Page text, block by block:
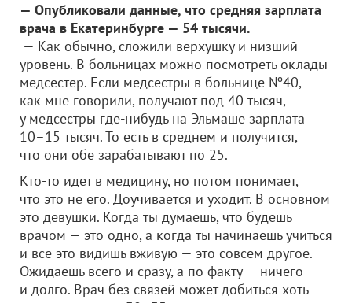
— Опубликовали данные, что средняя зарплата
врача в Екатеринбурге — 54 тысячи.
— Как обычно, сложили верхушку и низший
уровень. В больницах можно посмотреть оклады
медсестер. Если медсестры в больнице №40,
как мне говорили, получают под 40 тысяч,
у медсестры где-нибудь на Эльмаше зарплата
10–15 тысяч. То есть в среднем и получится,
что они обе зарабатывают по 25.
Кто-то идет в медицину, но потом понимает,
что это не его. Доучивается и уходит. В основном
это девушки. Когда ты думаешь, что будешь
врачом — это одно, а когда ты начинаешь учиться
и все это видишь вживую — это совсем другое.
Ожидаешь всего и сразу, а по факту — ничего
и долго. Врач без связей может добиться хоть